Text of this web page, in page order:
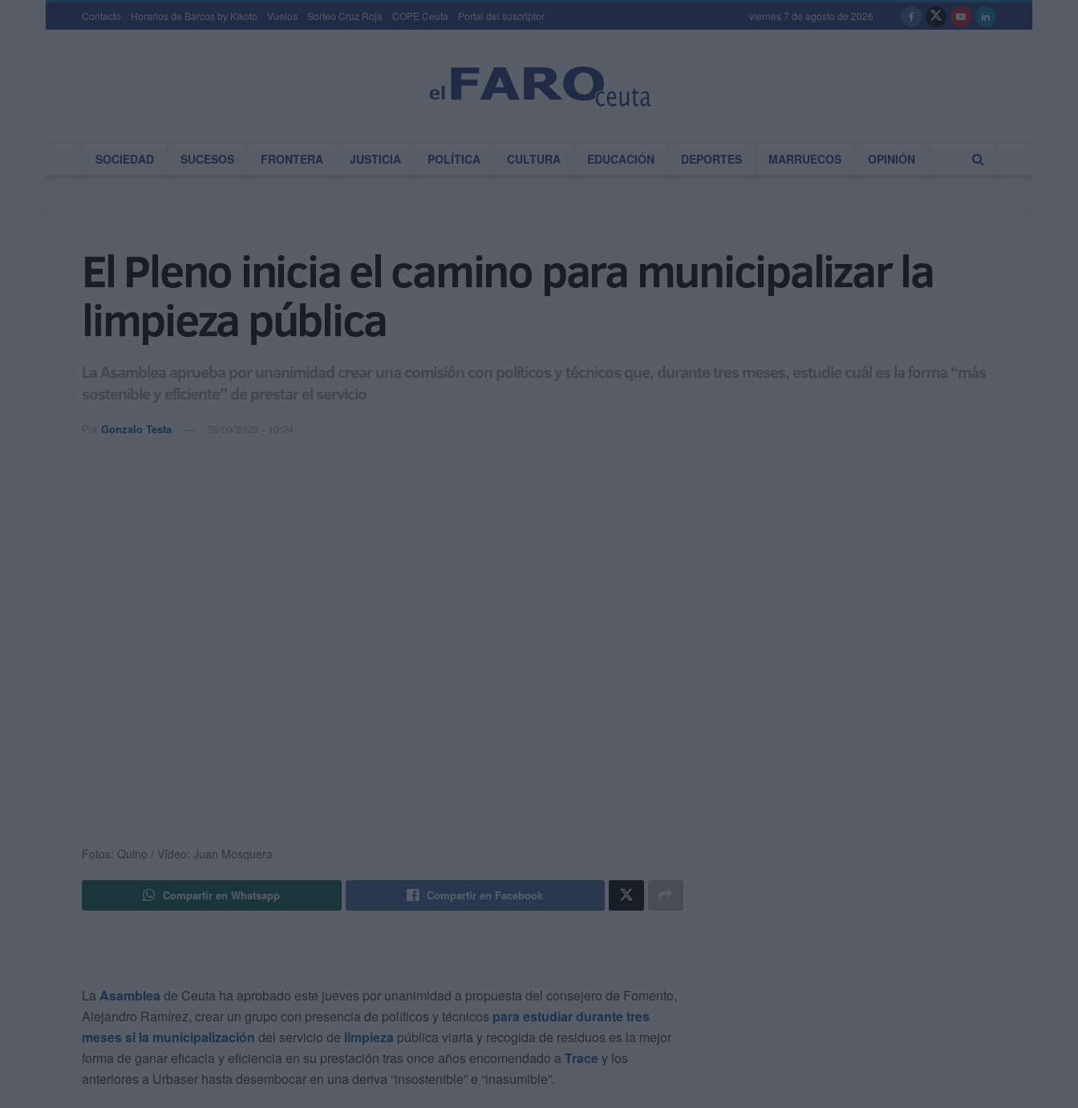
Contacto Horarios de Barcos by Kikoto Vuelos Sorteo Cruz Roja COPE Ceuta Portal del suscriptor viernes 7 de agosto de 2026
SOCIEDAD SUCESOS FRONTERA JUSTICIA POLÍTICA CULTURA EDUCACIÓN DEPORTES MARRUECOS OPINIÓN
El Pleno inicia el camino para municipalizar la
limpieza pública
La Asamblea aprueba por unanimidad crear una comisión con políticos y técnicos que, durante tres meses, estudie cuál es la forma “más
sostenible y eficiente” de prestar el servicio
Por Gonzalo Testa 28/09/2023 - 10:24
Fotos: Quino / Vídeo: Juan Mosquera
Compartir en Whatsapp Compartir en Facebook
La Asamblea de Ceuta ha aprobado este jueves por unanimidad a propuesta del consejero de Fomento,
Alejandro Ramírez, crear un grupo con presencia de políticos y técnicos para estudiar durante tres
meses si la municipalización del servicio de limpieza pública viaria y recogida de residuos es la mejor
forma de ganar eficacia y eficiencia en su prestación tras once años encomendado a Trace y los
anteriores a Urbaser hasta desembocar en una deriva “insostenible” e “inasumible”.